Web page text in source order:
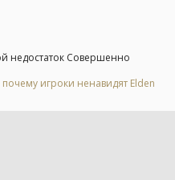
недостаток Совершенно
игроки ненавидят Elden